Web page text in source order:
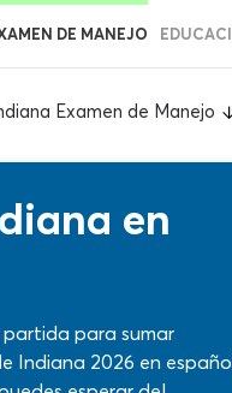
DE MANEJO
Examen de Manejo
en
para sumar
Indiana 2026 en